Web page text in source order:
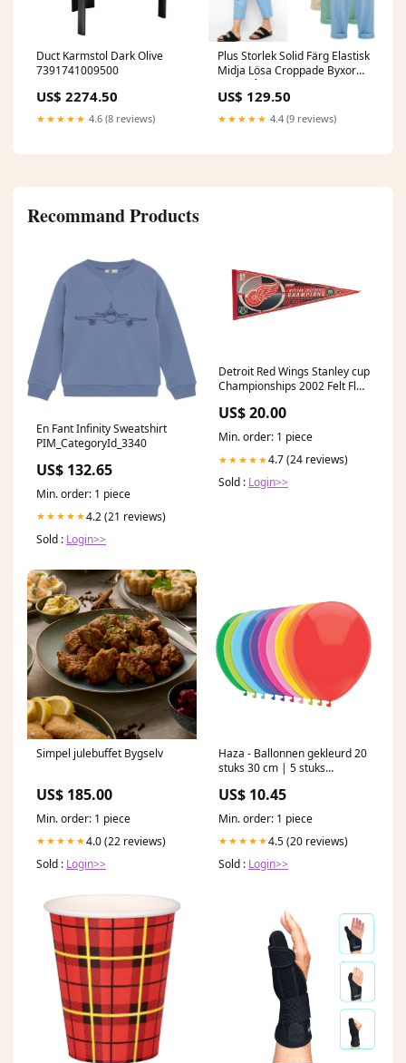
Duct Karmstol Dark Olive
7391741009500
US$ 2274.50
★★★★★ 4.6 (8 reviews)
Plus Storlek Solid Färg Elastisk
Midja Lösa Croppade Byxor
Färg:Blå
US$ 129.50
★★★★★ 4.4 (9 reviews)
Recommand Products
En Fant Infinity Sweatshirt
PIM_CategoryId_3340
US$ 132.65
Min. order: 1 piece
★★★★★4.2 (21 reviews)
Sold : Login>>
Detroit Red Wings Stanley cup
Championships 2002 Felt Flag
US$ 20.00
Min. order: 1 piece
★★★★★4.7 (24 reviews)
Sold : Login>>
Simpel julebuffet Bygselv
US$ 185.00
Min. order: 1 piece
★★★★★4.0 (22 reviews)
Sold : Login>>
Haza - Ballonnen gekleurd 20
stuks 30 cm | 5 stuks
US$ 10.45
Min. order: 1 piece
★★★★★4.5 (20 reviews)
Sold : Login>>